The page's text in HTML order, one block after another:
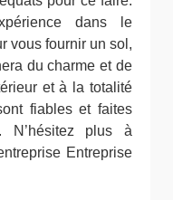
dans le
vous fournir un sol,
du charme et de
et à la totalité
fiables et faites
N’hésitez plus à
Entreprise